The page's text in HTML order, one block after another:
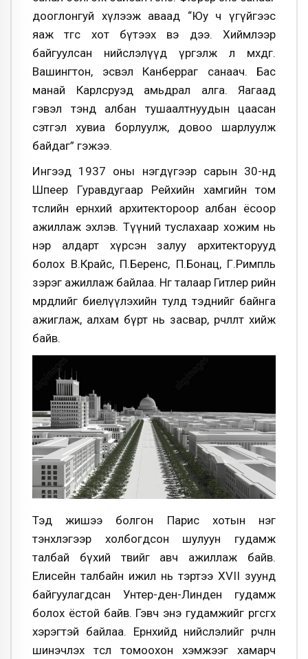
дооглонгуй хүлээж аваад “Юу ч үгүйгээс
яаж төгс хот бүтээх вэ дээ. Хиймлээр
байгуулсан нийслэлүүд үргэлж л мөхдөг.
Вашингтон, эсвэл Канберраг санаач. Бас
манай Карлсруэд амьдрал алга. Яагаад
гэвэл тэнд албан тушаалтнуудын цаасан
сэтгэл хувиа борлуулж, довоо шарлуулж
байдаг” гэжээ.
Ингээд 1937 оны нэгдүгээр сарын 30-нд
Шпеер Гуравдугаар Рейхийн хамгийн том
төслийн ерөнхий архитектороор албан ёсоор
ажиллаж эхлэв. Түүний туслахаар хожим нь
нэр алдарт хүрсэн залуу архитекторууд
болох В.Крайс, П.Беренс, П.Бонац, Г.Римпль
зэрэг ажиллаж байлаа. Нөгөө талаар Гитлер өөрийн
мөрөөдлийг биелүүлэхийн тулд тэднийг байнга
ажиглаж, алхам бүрт нь засвар, өөрчлөлт хийж
байв.
Тэд жишээ болгон Парис хотын нэг
тэнхлэгээр холбогдсон шулуун гудамж
талбай бүхий төвийг авч ажиллаж байв.
Елисейн талбайн ижил нь тэртээ XVII зуунд
байгуулагдсан Унтер-ден-Линден гудамж
болох ёстой байв. Гэвч энэ гудамжийг өргөсгөх
хэрэгтэй байлаа. Ерөнхийдөө нийслэлийг өөрчлөн
шинэчлэх төсөл томоохон хэмжээг хамарч